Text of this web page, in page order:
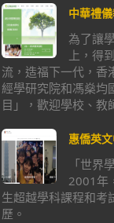
中華禮
為了讓
上，得
流，造福下一代，香
經學研究院和馮燊均
目」，歡迎學校、教
惠僑英
「世界
2001年
生超越學科課程和考
歷。